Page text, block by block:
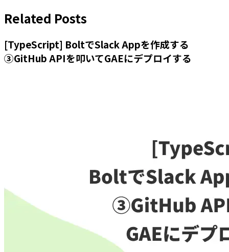
Related Posts
[TypeScript] BoltでSlack Appを作成する
③GitHub APIを叩いてGAEにデプロイする